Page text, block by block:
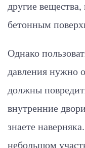
другие
бетонным
Однако
давления нужно
должны
внутренние
знаете
небольшом